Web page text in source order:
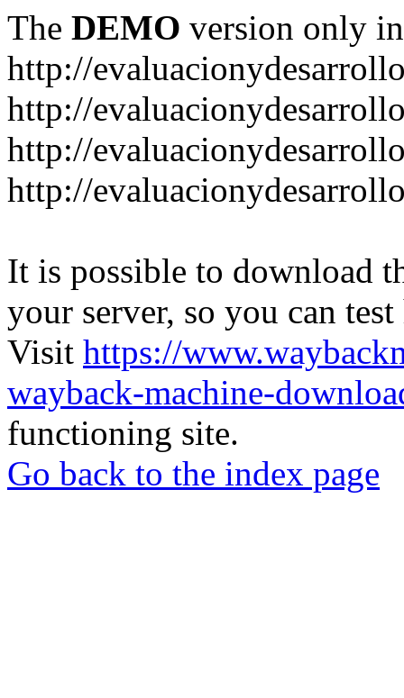
The DEMO version only
http://
http://
http://
http://
It is possible to download
your server, so you can
Visit https://
wayback-machine-
functioning site.
Go back to the index page